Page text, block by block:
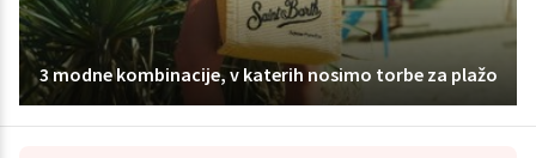
3 modne kombinacije, v katerih nosimo torbe za plažo